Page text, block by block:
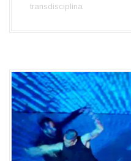
transdisciplina